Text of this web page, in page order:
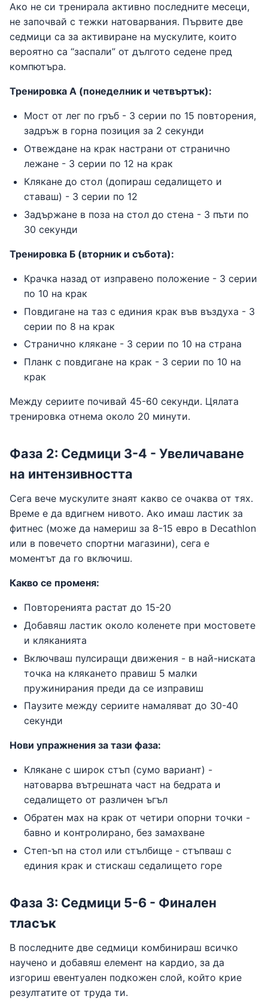
Ако не си тренирала активно последните месеци,
не започвай с тежки натоварвания. Първите две
седмици са за активиране на мускулите, които
вероятно са “заспали” от дългото седене пред
компютъра.
Тренировка А (понеделник и четвъртък):
Мост от лег по гръб - 3 серии по 15 повторения,
задръж в горна позиция за 2 секунди
Отвеждане на крак настрани от странично
лежане - 3 серии по 12 на крак
Клякане до стол (допираш седалището и
ставаш) - 3 серии по 12
Задържане в поза на стол до стена - 3 пъти по
30 секунди
Тренировка Б (вторник и събота):
Крачка назад от изправено положение - 3 серии
по 10 на крак
Повдигане на таз с единия крак във въздуха - 3
серии по 8 на крак
Странично клякане - 3 серии по 10 на страна
Планк с повдигане на крак - 3 серии по 10 на
крак
Между сериите почивай 45-60 секунди. Цялата
тренировка отнема около 20 минути.
Фаза 2: Седмици 3-4 - Увеличаване
на интензивността
Сега вече мускулите знаят какво се очаква от тях.
Време е да вдигнем нивото. Ако имаш ластик за
фитнес (може да намериш за 8-15 евро в Decathlon
или в повечето спортни магазини), сега е
моментът да го включиш.
Какво се променя:
Повторенията растат до 15-20
Добавяш ластик около коленете при мостовете
и кляканията
Включваш пулсиращи движения - в най-ниската
точка на клякането правиш 5 малки
пружинирания преди да се изправиш
Паузите между сериите намаляват до 30-40
секунди
Нови упражнения за тази фаза:
Клякане с широк стъп (сумо вариант) -
натоварва вътрешната част на бедрата и
седалището от различен ъгъл
Обратен мах на крак от четири опорни точки -
бавно и контролирано, без замахване
Степ-ъп на стол или стълбище - стъпваш с
единия крак и стискаш седалището горе
Фаза 3: Седмици 5-6 - Финален
тласък
В последните две седмици комбинираш всичко
научено и добавяш елемент на кардио, за да
изгориш евентуален подкожен слой, който крие
резултатите от труда ти.